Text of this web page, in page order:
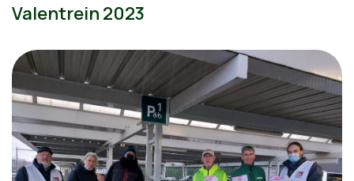
Valentrein 2023